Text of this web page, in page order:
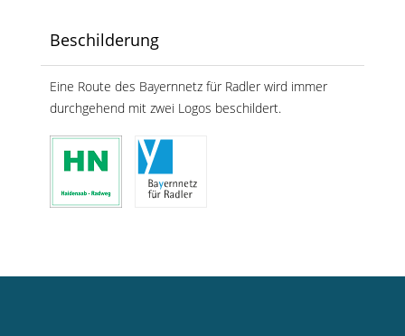
Beschilderung
Eine Route des Bayernnetz für Radler wird immer
durchgehend mit zwei Logos beschildert.